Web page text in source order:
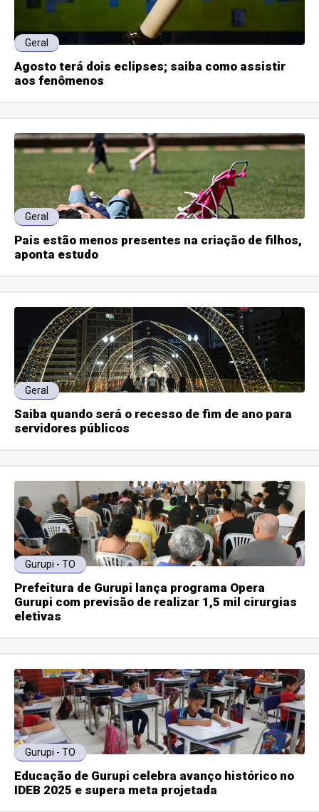
Geral
Agosto terá dois eclipses; saiba como assistir
aos fenômenos
Geral
Pais estão menos presentes na criação de filhos,
aponta estudo
Geral
Saiba quando será o recesso de fim de ano para
servidores públicos
Gurupi - TO
Prefeitura de Gurupi lança programa Opera
Gurupi com previsão de realizar 1,5 mil cirurgias
eletivas
Gurupi - TO
Educação de Gurupi celebra avanço histórico no
IDEB 2025 e supera meta projetada